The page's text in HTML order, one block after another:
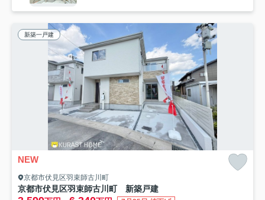
新築一戸建
NEW
京都市伏見区羽束師古川町
京都市伏見区羽束師古川町 新築戸建